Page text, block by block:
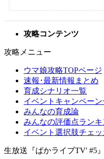
攻略コンテンツ
攻略メニュー
ウマ娘攻略TOPページ
速報･最新情報まとめ
育成シナリオ一覧
イベントキャンペーン
みんなの育成論
みんなの評価点ラン
イベント選択肢チェッ
生放送『ぱかライブTV' #5』